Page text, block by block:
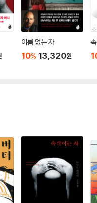
이름 없는 자
10% 13,320원